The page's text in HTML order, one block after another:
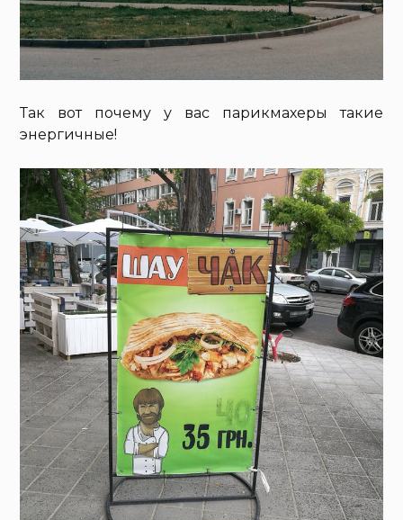
Так вот почему у вас парикмахеры такие
энергичные!